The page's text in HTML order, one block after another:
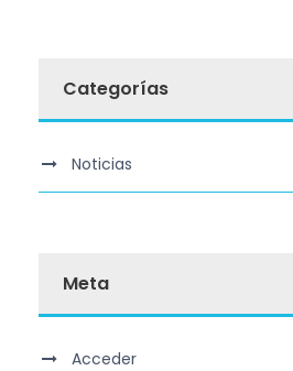
Categorías
Noticias
Meta
Acceder